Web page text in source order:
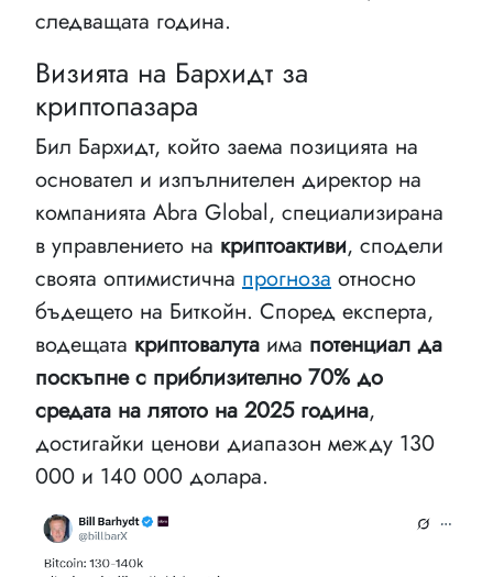
следващата година.
Визията на Бархидт за
криптопазара
Бил Бархидт, който заема позицията на
основател и изпълнителен директор на
компанията Abra Global, специализирана
в управлението на криптоактиви, сподели
своята оптимистична прогноза относно
бъдещето на Биткойн. Според експерта,
водещата криптовалута има потенциал да
поскъпне с приблизително 70% до
средата на лятото на 2025 година,
достигайки ценови диапазон между 130
000 и 140 000 долара.